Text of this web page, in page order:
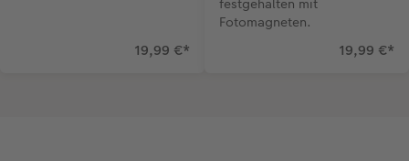
19,99 €*
Fotomagneten.
19,99 €*